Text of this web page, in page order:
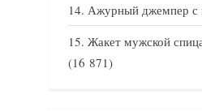
Ажурный джемпер с
Жакет мужской
(16 871)